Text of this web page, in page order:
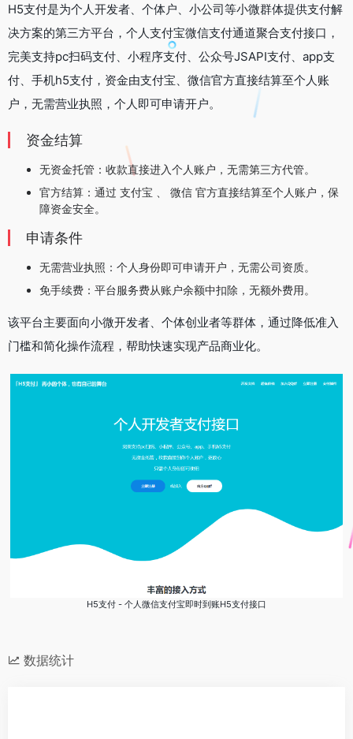
H5支付是为个人开发者、个体户、小公司等小微群体提供支付解
决方案的第三方平台，个人支付宝微信支付通道聚合支付接口，
完美支持pc扫码支付、小程序支付、公众号JSAPI支付、app支
付、手机h5支付，资金由支付宝、微信官方直接结算至个人账
户，无需营业执照，个人即可申请开户。
资金结算
‌无资金托管‌：收款直接进入个人账户，无需第三方代管。
‌官方结算‌：通过 支付宝 、 微信 官方直接结算至个人账户，保
障资金安全。
申请条件
‌无需营业执照‌：个人身份即可申请开户，无需公司资质。
‌免手续费‌：平台服务费从账户余额中扣除，无额外费用。
该平台主要面向小微开发者、个体创业者等群体，通过降低准入
门槛和简化操作流程，帮助快速实现产品商业化。
H5支付 - 个人微信支付宝即时到账H5支付接口
数据统计